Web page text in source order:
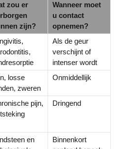
zou er
zijn?
Wanneer moet
u contact
opnemen?
Als de geur
verschijnt of
intenser wordt
losse
zweren
Onmiddellijk
pijn,
Dringend
en
Binnenkort